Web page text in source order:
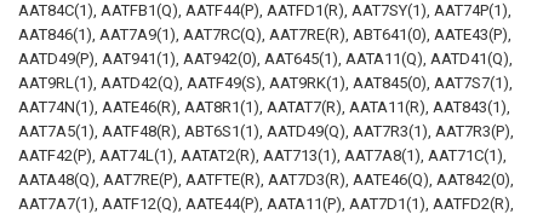
AAT84C(1), AATFB1(Q), AATF44(P), AATFD1(R), AAT7SY(1), AAT74P(1),
AAT846(1), AAT7A9(1), AAT7RC(Q), AAT7RE(R), ABT641(0), AATE43(P),
AATD49(P), AAT941(1), AAT942(0), AAT645(1), AATA11(Q), AATD41(Q),
AAT9RL(1), AATD42(Q), AATF49(S), AAT9RK(1), AAT845(0), AAT7S7(1),
AAT74N(1), AATE46(R), AAT8R1(1), AATAT7(R), AATA11(R), AAT843(1),
AAT7A5(1), AATF48(R), ABT6S1(1), AATD49(Q), AAT7R3(1), AAT7R3(P),
AATF42(P), AAT74L(1), AATAT2(R), AAT713(1), AAT7A8(1), AAT71C(1),
AATA48(Q), AAT7RE(P), AATFTE(R), AAT7D3(R), AATE46(Q), AAT842(0),
AAT7A7(1), AATF12(Q), AATE44(P), AATA11(P), AAT7D1(1), AATFD2(R),